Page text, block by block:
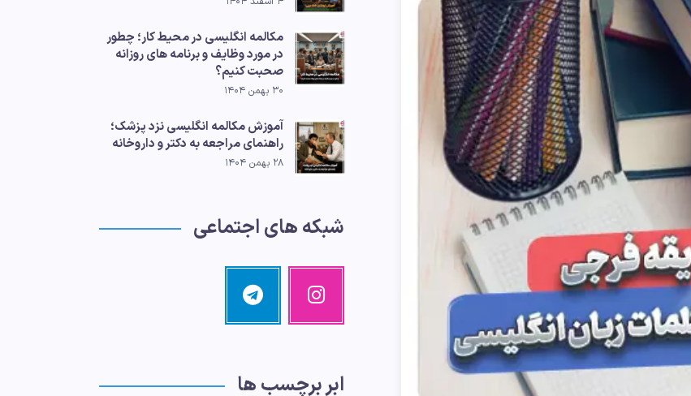
مکالمه انگلیسی در محیط کار؛ چطور
در مورد وظایف و برنامه های روزانه
صحبت کنیم؟
۳۰ بهمن ۱۴۰۴
آموزش مکالمه انگلیسی نزد پزشک؛
راهنمای مراجعه به دکتر و داروخانه
۲۸ بهمن ۱۴۰۴
شبکه های اجتماعی
اینستاگرام
تصاویر
تلگرام
کنید!
ابر برچسب ها